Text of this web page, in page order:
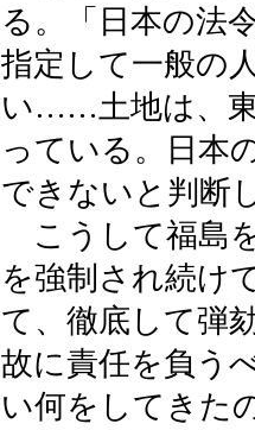
る。「日本の法
指定して一般の
い……土地は、東
っている。日本
できないと判断
こうして福島
を強制され続け
て、徹底して弾
故に責任を負う
い何をしてきた